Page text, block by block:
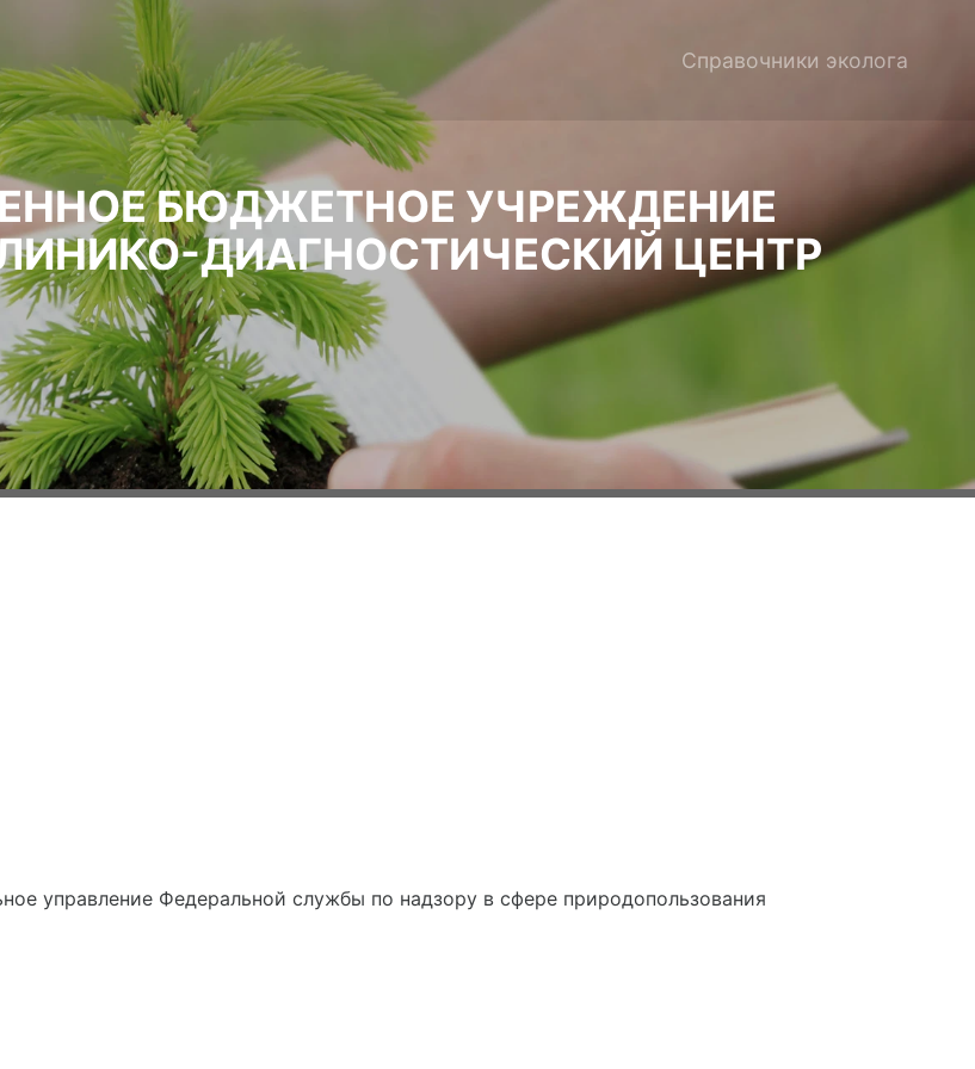
Справочники эколога
БЮДЖЕТНОЕ УЧРЕЖДЕНИЕ
ДИАГНОСТИЧЕСКИЙ ЦЕНТР
управление Федеральной службы по надзору в сфере природопользования